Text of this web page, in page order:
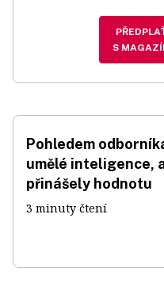
S
Pohledem
umělé inteligence,
přinášely hodnotu
3 minuty čtení